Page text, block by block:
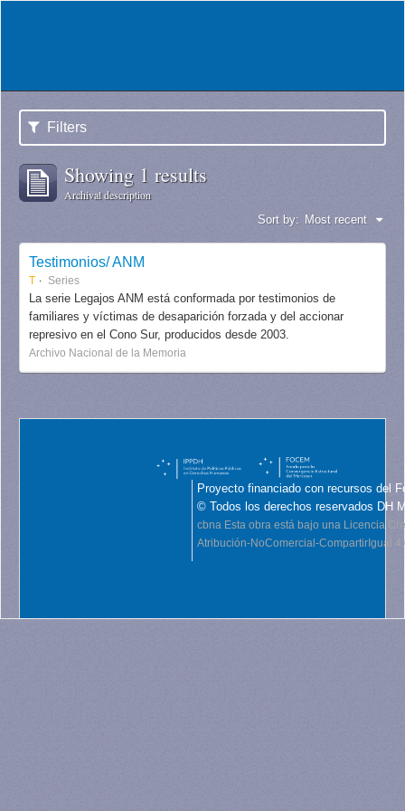
Filters
Showing 1 results
Archival description
Sort by: Most recent
Testimonios/ ANM
T Series
La serie Legajos ANM está conformada por testimonios de
familiares y víctimas de desaparición forzada y del accionar
represivo en el Cono Sur, producidos desde 2003.
Archivo Nacional de la Memoria
Proyecto financiado con recursos del
© Todos los derechos reservados DH
cbna Esta obra está bajo una Licencia
Atribución-NoComercial-CompartirIgual